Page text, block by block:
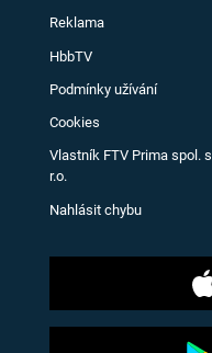
Reklama
HbbTV
Podmínky užívání
Cookies
Vlastník FTV Prima spol. s
r.o.
Nahlásit chybu